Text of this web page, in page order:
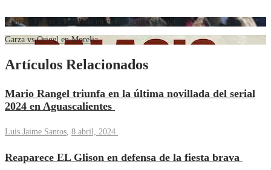
Calita y Flores a hombros en el cierre de Tlaxcala
Garza vs Origel en Morelia
Artículos Relacionados
Mario Rangel triunfa en la última novillada del serial
2024 en Aguascalientes
Luis Jaime Santos 8 abril, 2024
Reaparece EL Glison en defensa de la fiesta brava